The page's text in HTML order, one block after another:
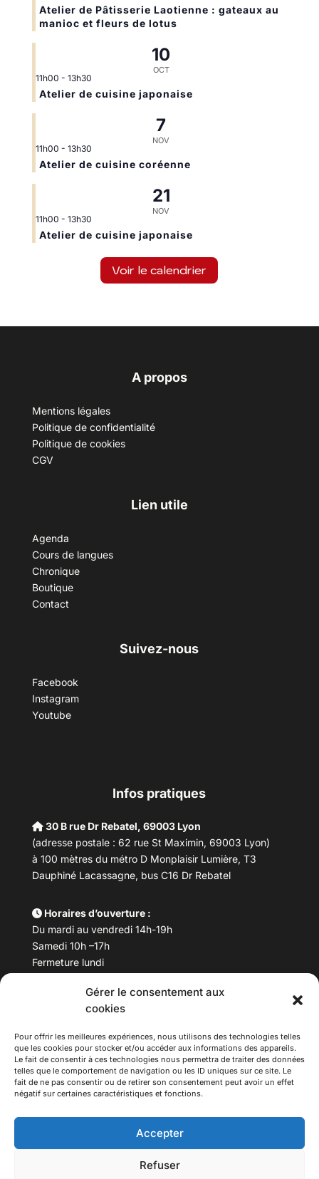
Gérer le consentement aux
cookies
Pour offrir les meilleures expériences, nous utilisons des technologies telles
que les cookies pour stocker et/ou accéder aux informations des appareils.
Le fait de consentir à ces technologies nous permettra de traiter des données
telles que le comportement de navigation ou les ID uniques sur ce site. Le
fait de ne pas consentir ou de retirer son consentement peut avoir un effet
négatif sur certaines caractéristiques et fonctions.
Accepter
Refuser
Atelier de Pâtisserie Laotienne : gateaux au
manioc et fleurs de lotus
10
OCT
11h00 - 13h30
Atelier de cuisine japonaise
7
NOV
11h00 - 13h30
Atelier de cuisine coréenne
21
NOV
11h00 - 13h30
Atelier de cuisine japonaise
Voir le calendrier
A propos
Mentions légales
Politique de confidentialité
Politique de cookies
CGV
Lien utile
Agenda
Cours de langues
Chronique
Boutique
Contact
Suivez-nous
Facebook
Instagram
Youtube
Infos pratiques
30 B rue Dr Rebatel, 69003 Lyon
(adresse postale : 62 rue St Maximin, 69003 Lyon)
à 100 mètres du métro D Monplaisir Lumière, T3
Dauphiné Lacassagne, bus C16 Dr Rebatel
Horaires d’ouverture :
Du mardi au vendredi 14h-19h
Samedi 10h –17h
Fermeture lundi
Téléphone : 04 78 53 06 40
maisondesculturesasiatiques@asiexpo.com